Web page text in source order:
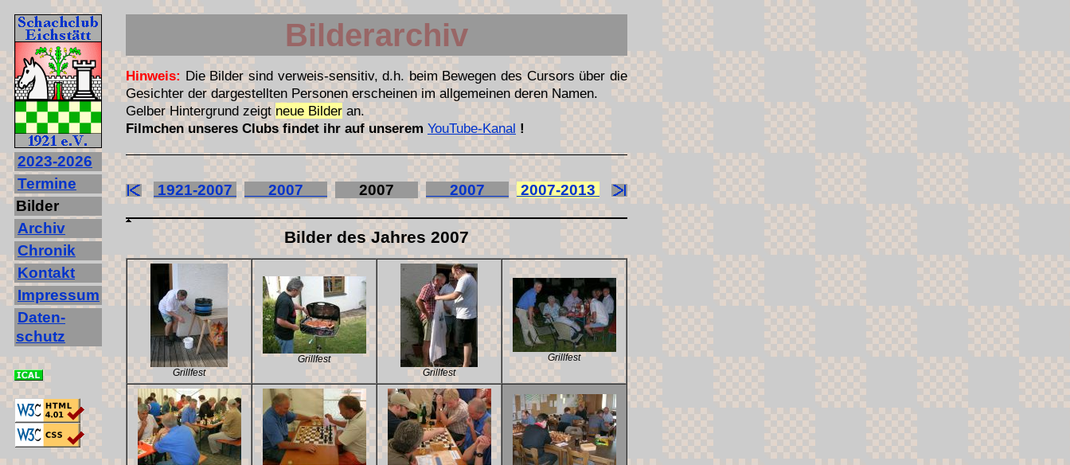
2023‐2026
Termine
Bilder
Archiv
Chronik
Kontakt
Impressum
Daten-
schutz
Bilderarchiv
Hinweis: Die Bilder sind verweis-sensitiv, d.h. beim Bewegen des Cursors über die
Gesichter der dargestellten Personen erscheinen im allgemeinen deren Namen.
Gelber Hintergrund zeigt neue Bilder an.
Filmchen unseres Clubs findet ihr auf unserem YouTube-Kanal !
1921-2007 2007 2007 2007 2007-2013
Bilder des Jahres 2007
Grillfest
Grillfest
Grillfest
Grillfest